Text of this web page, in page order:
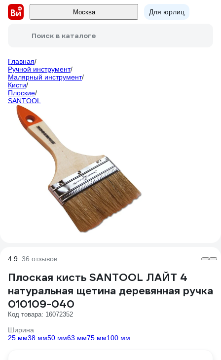
Москва Для юрлиц
Поиск в каталоге
Главная/
Ручной инструмент/
Малярный инструмент/
Кисти/
Плоские/
SANTOOL
4.9 36 отзывов
Плоская кисть SANTOOL ЛАЙТ 4
натуральная щетина деревянная ручка
010109-040
Код товара: 16072352
Ширина
25 мм38 мм50 мм63 мм75 мм100 мм